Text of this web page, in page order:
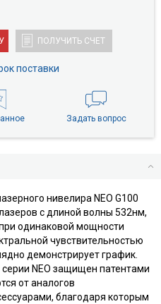
ПОЛУЧИТЬ СЧЕТ
поставки
Задать вопрос
нивелира NEO G100
с длиной волны 532нм,
одинаковой мощности
чувствительностью
демонстрирует график.
NEO защищен патентами
от аналогов
благодаря которым